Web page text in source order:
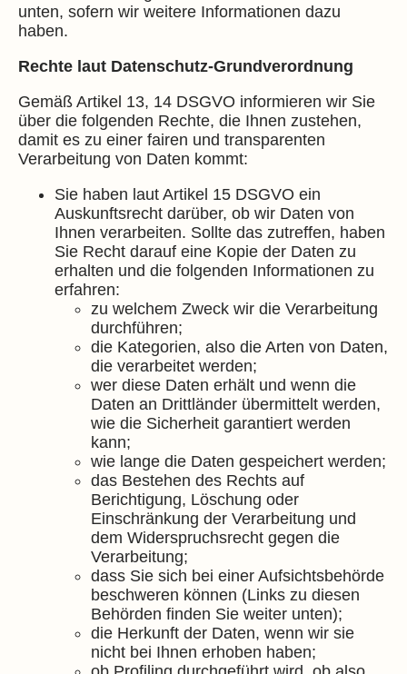
unten, sofern wir weitere Informationen dazu
haben.
Rechte laut Datenschutz-Grundverordnung
Gemäß Artikel 13, 14 DSGVO informieren wir Sie
über die folgenden Rechte, die Ihnen zustehen,
damit es zu einer fairen und transparenten
Verarbeitung von Daten kommt:
Sie haben laut Artikel 15 DSGVO ein
Auskunftsrecht darüber, ob wir Daten von
Ihnen verarbeiten. Sollte das zutreffen, haben
Sie Recht darauf eine Kopie der Daten zu
erhalten und die folgenden Informationen zu
erfahren:
zu welchem Zweck wir die Verarbeitung
durchführen;
die Kategorien, also die Arten von Daten,
die verarbeitet werden;
wer diese Daten erhält und wenn die
Daten an Drittländer übermittelt werden,
wie die Sicherheit garantiert werden
kann;
wie lange die Daten gespeichert werden;
das Bestehen des Rechts auf
Berichtigung, Löschung oder
Einschränkung der Verarbeitung und
dem Widerspruchsrecht gegen die
Verarbeitung;
dass Sie sich bei einer Aufsichtsbehörde
beschweren können (Links zu diesen
Behörden finden Sie weiter unten);
die Herkunft der Daten, wenn wir sie
nicht bei Ihnen erhoben haben;